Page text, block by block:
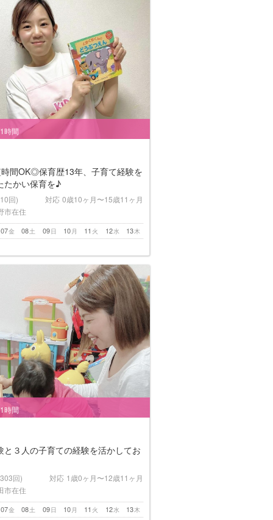
時間
間OK◎保育歴13年、子育て経験を
たかい保育を♪
回) 対応 0歳10ヶ月〜15歳11ヶ月
市在住
金
07 土
08 日
09 月
10 火
11 水
12 木
13
時間
と３人の子育ての経験を活かしてお
回) 対応 1歳0ヶ月〜12歳11ヶ月
市在住
金
07 土
08 日
09 月
10 火
11 水
12 木
13